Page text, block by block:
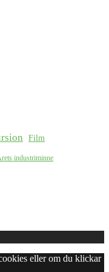
Film
industriminne
eller om du klickar